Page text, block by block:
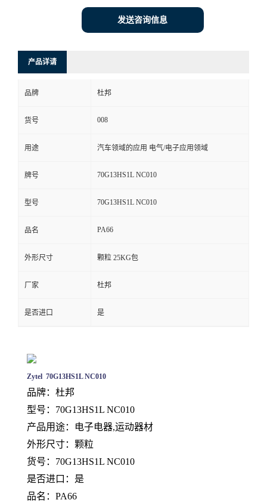
式
在
线
发送咨询信息
产品详请
品牌 杜邦
货号 008
用途 汽车领域的应用 电气/电子应用领域
牌号 70G13HS1L NC010
型号 70G13HS1L NC010
品名 PA66
外形尺寸 颗粒 25KG包
厂家 杜邦
是否进口 是
Zytel 70G13HS1L NC010
品牌：杜邦
型号：70G13HS1L NC010
产品用途：电子电器,运动器材
外形尺寸：颗粒
货号：70G13HS1L NC010
是否进口：是
品名：PA66